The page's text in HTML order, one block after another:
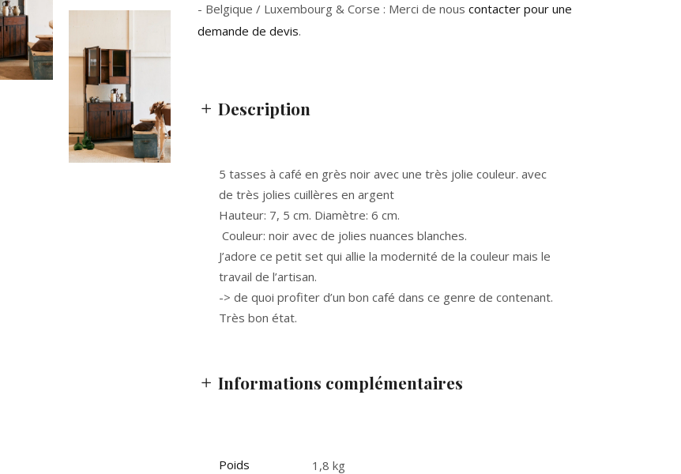
- Belgique / Luxembourg & Corse : Merci de nous contacter pour une
demande de devis.
Description
5 tasses à café en grès noir avec une très jolie couleur. avec
de très jolies cuillères en argent
Hauteur: 7, 5 cm. Diamètre: 6 cm.
Couleur: noir avec de jolies nuances blanches.
J’adore ce petit set qui allie la modernité de la couleur mais le
travail de l’artisan.
-> de quoi profiter d’un bon café dans ce genre de contenant.
Très bon état.
Informations complémentaires
Poids
1,8 kg